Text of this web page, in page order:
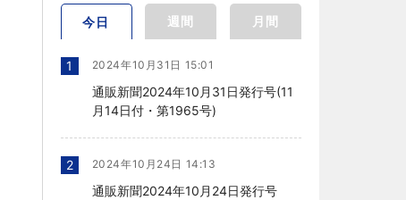
今日 週間 月間
1 2024年10月31日 15:01
通販新聞2024年10月31日発行号(11
月14日付・第1965号)
2 2024年10月24日 14:13
通販新聞2024年10月24日発行号